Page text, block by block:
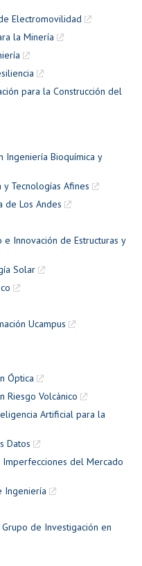
Electromovilidad
la Minería
para la Construcción del
Ingeniería Bioquímica y
Tecnologías Afines
de Los Andes
Innovación de Estructuras y
Solar
Ucampus
Óptica
Riesgo Volcánico
Artificial para la
Datos
del Mercado
Ingeniería
de Investigación en